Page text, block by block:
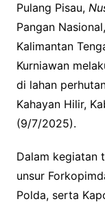
Pulang Pisau,
Pangan
Kalimantan
Kurniawan
di lahan
Kahayan Hilir,
(9/7/2025).
Dalam kegiatan
unsur
Polda, serta